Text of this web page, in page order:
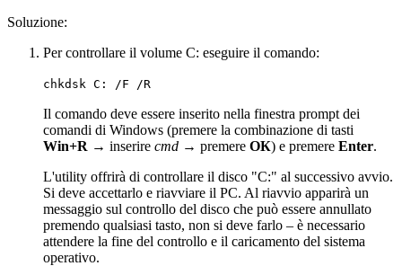
Soluzione:
Per controllare il volume C: eseguire il comando:
chkdsk C: /F /R
Il comando deve essere inserito nella finestra prompt dei
comandi di Windows (premere la combinazione di tasti
Win+R → inserire cmd → premere ОК) e premere Enter.
L'utility offrirà di controllare il disco "C:" al successivo avvio.
Si deve accettarlo e riavviare il PC. Al riavvio apparirà un
messaggio sul controllo del disco che può essere annullato
premendo qualsiasi tasto, non si deve farlo – è necessario
attendere la fine del controllo e il caricamento del sistema
operativo.